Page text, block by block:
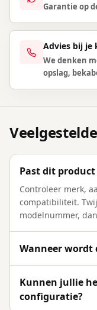
Garantie op
Advies bij je
We denken
opslag,
Past dit
Controleer merk,
compatibiliteit.
modelnummer,
Wanneer wordt
Kunnen jullie
configuratie?